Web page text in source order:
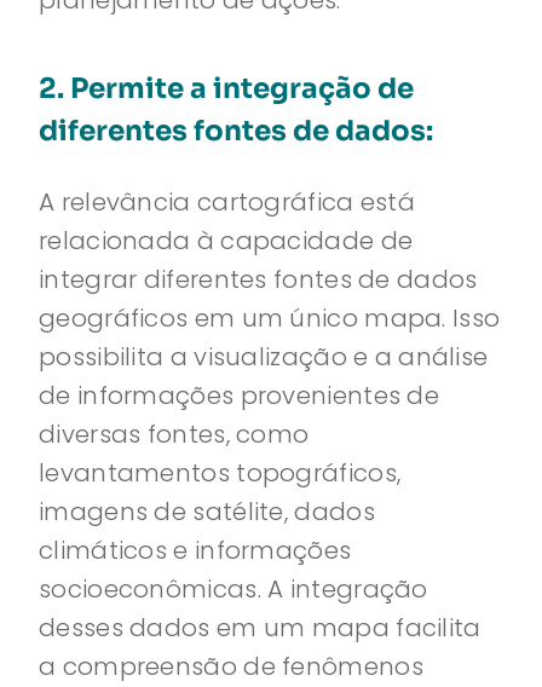
2. Permite a integração de
diferentes fontes de dados:
A relevância cartográfica está
relacionada à capacidade de
integrar diferentes fontes de dados
geográficos em um único mapa. Isso
possibilita a visualização e a análise
de informações provenientes de
diversas fontes, como
levantamentos topográficos,
imagens de satélite, dados
climáticos e informações
socioeconômicas. A integração
desses dados em um mapa facilita
a compreensão de fenômenos